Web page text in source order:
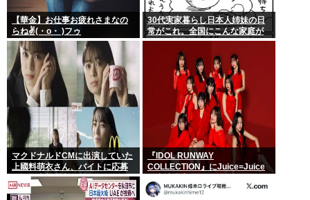
【華金】お仕事お疲れさまなの
らね✌(・o・ )フゥ
30代実家暮らし日本人姉妹の日
常がこれ。全国にこんな家庭が
400万世帯ある。
マクドナルドCMに出演していた
上國料萌衣さん、バイトに応募
するも書類選考で落ちる
『IDOL RUNWAY
COLLECTION』にJuice=Juice